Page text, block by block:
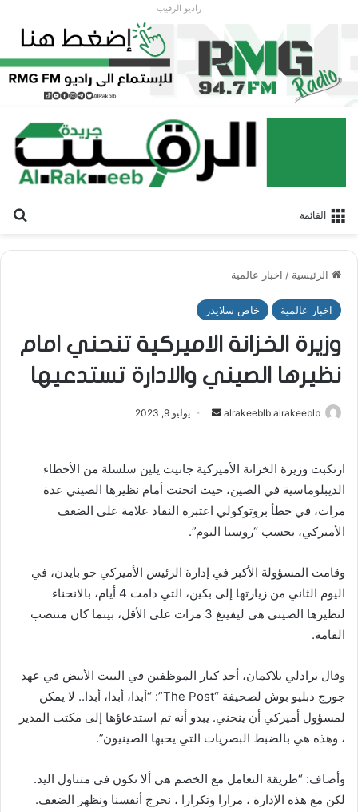
راديو الرقيب
القائمة
الرئيسية / اخبار عالمية
اخبار عالمية خاص سلايدر
وزيرة الخزانة الاميركية تنحني امام
نظيرها الصيني والادارة تستدعيها
alrakeeblb alrakeeblb
ل
ب
ر
و
ن
ي
ا
يوليو 9, 2023
ارتكبت وزيرة الخزانة الأميركية جانيت يلين سلسلة من الأخطاء
الديبلوماسية في الصين، حيث انحنت أمام نظيرها الصيني عدة
مرات، في خطأ بروتوكولي اعتبره النقاد علامة على الضعف
الأميركي، بحسب “روسيا اليوم”.
وقامت المسؤولة الأكبر في إدارة الرئيس الأميركي جو بايدن، في
اليوم الثاني من زيارتها إلى بكين، التي دامت 4 أيام، بالانحناء
لنظيرها الصيني هي ليفينغ 3 مرات على الأقل، بينما كان منتصب
القامة.
وقال برادلي بلاكمان، أحد كبار الموظفين في البيت الأبيض في عهد
جورج دبليو بوش لصحيفة “The Post”: “أبدا، أبدا، أبدا.. لا يمكن
لمسؤول أميركي أن ينحني. يبدو أنه تم استدعاؤها إلى مكتب المدير
، وهذه هي بالضبط البصريات التي يحبها الصينيون”.
وأضاف: “طريقة التعامل مع الخصم هي ألا تكون في متناول اليد.
لكن مع هذه الإدارة ، مرارا وتكرارا ، نحرج أنفسنا ونظهر الضعف.